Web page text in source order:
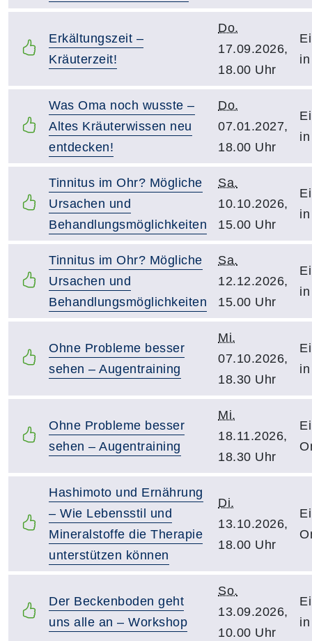
Erkältungszeit –
Kräuterzeit!
Do.
17.09.2026,
18.00 Uhr
Was Oma noch wusste –
Altes Kräuterwissen neu
entdecken!
Do.
07.01.2027,
18.00 Uhr
Tinnitus im Ohr? Mögliche
Ursachen und
Behandlungsmöglichkeiten
Sa.
10.10.2026,
15.00 Uhr
Tinnitus im Ohr? Mögliche
Ursachen und
Behandlungsmöglichkeiten
Sa.
12.12.2026,
15.00 Uhr
Ohne Probleme besser
sehen – Augentraining
Mi.
07.10.2026,
18.30 Uhr
Ohne Probleme besser
sehen – Augentraining
Mi.
18.11.2026,
18.30 Uhr
Hashimoto und Ernährung
– Wie Lebensstil und
Mineralstoffe die Therapie
unterstützen können
Di.
13.10.2026,
18.00 Uhr
Der Beckenboden geht
uns alle an – Workshop
So.
13.09.2026,
10.00 Uhr